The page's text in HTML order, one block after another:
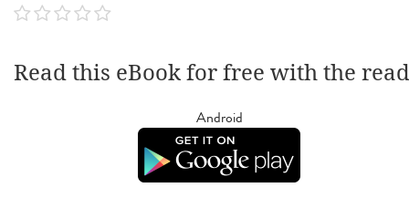
Read this eBook for free with the
Android